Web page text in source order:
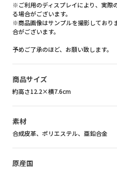
※ご利用のディスプレイにより、実際
る場合がございます。
※商品画像はサンプルを撮影しており
合がございます。
予めご了承のほど、お願い致します。
商品サイズ
約高さ12.2×横7.6cm
素材
合成皮革、ポリエステル、亜鉛合金
原産国